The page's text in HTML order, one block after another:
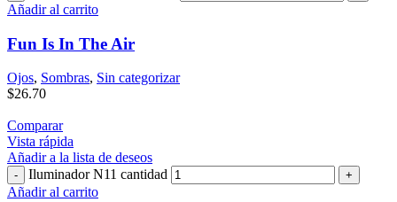
Añadir al carrito
Fun Is In The Air
Ojos, Sombras, Sin categorizar
$26.70
Comparar
Vista rápida
Añadir a la lista de deseos
Iluminador N11 cantidad
Añadir al carrito